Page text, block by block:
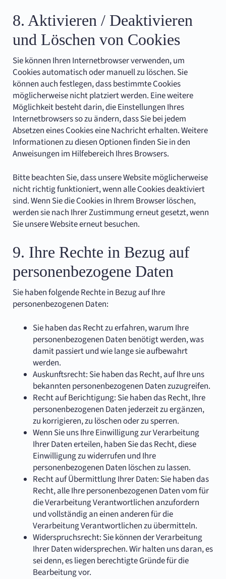
8. Aktivieren / Deaktivieren
und Löschen von Cookies
Sie können Ihren Internetbrowser verwenden, um
Cookies automatisch oder manuell zu löschen. Sie
können auch festlegen, dass bestimmte Cookies
möglicherweise nicht platziert werden. Eine weitere
Möglichkeit besteht darin, die Einstellungen Ihres
Internetbrowsers so zu ändern, dass Sie bei jedem
Absetzen eines Cookies eine Nachricht erhalten. Weitere
Informationen zu diesen Optionen finden Sie in den
Anweisungen im Hilfebereich Ihres Browsers.
Bitte beachten Sie, dass unsere Website möglicherweise
nicht richtig funktioniert, wenn alle Cookies deaktiviert
sind. Wenn Sie die Cookies in Ihrem Browser löschen,
werden sie nach Ihrer Zustimmung erneut gesetzt, wenn
Sie unsere Website erneut besuchen.
9. Ihre Rechte in Bezug auf
personenbezogene Daten
Sie haben folgende Rechte in Bezug auf Ihre
personenbezogenen Daten:
Sie haben das Recht zu erfahren, warum Ihre
personenbezogenen Daten benötigt werden, was
damit passiert und wie lange sie aufbewahrt
werden.
Auskunftsrecht: Sie haben das Recht, auf Ihre uns
bekannten personenbezogenen Daten zuzugreifen.
Recht auf Berichtigung: Sie haben das Recht, Ihre
personenbezogenen Daten jederzeit zu ergänzen,
zu korrigieren, zu löschen oder zu sperren.
Wenn Sie uns Ihre Einwilligung zur Verarbeitung
Ihrer Daten erteilen, haben Sie das Recht, diese
Einwilligung zu widerrufen und Ihre
personenbezogenen Daten löschen zu lassen.
Recht auf Übermittlung Ihrer Daten: Sie haben das
Recht, alle Ihre personenbezogenen Daten vom für
die Verarbeitung Verantwortlichen anzufordern
und vollständig an einen anderen für die
Verarbeitung Verantwortlichen zu übermitteln.
Widerspruchsrecht: Sie können der Verarbeitung
Ihrer Daten widersprechen. Wir halten uns daran, es
sei denn, es liegen berechtigte Gründe für die
Bearbeitung vor.